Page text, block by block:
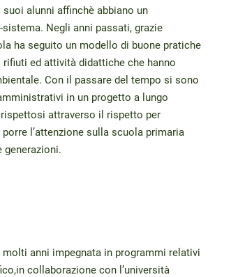
alunni affinchè abbiano un
Negli anni passati, grazie
ha seguito un modello di buone pratiche
ed attività didattiche che hanno
Con il passare del tempo si sono
in un progetto a lungo
attraverso il rispetto per
l’attenzione sulla scuola primaria
generazioni.
anni impegnata in programmi relativi
collaborazione con l’università